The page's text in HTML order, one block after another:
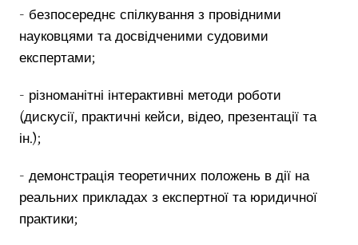
- безпосереднє спілкування з провідними
науковцями та досвідченими судовими
експертами;
- різноманітні інтерактивні методи роботи
(дискусії, практичні кейси, відео, презентації та
ін.);
- демонстрація теоретичних положень в дії на
реальних прикладах з експертної та юридичної
практики;